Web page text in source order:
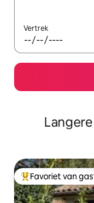
Vertrek
Topfavoriet van
Favoriet van